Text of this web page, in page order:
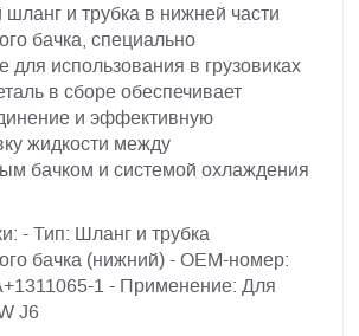
и трубка в нижней части
бачка, специально
для использования в грузовиках
в сборе обеспечивает
и эффективную
жидкости между
бачком и системой охлаждения
- Тип: Шланг и трубка
бачка (нижний) - OEM-номер:
1 - Применение: Для
J6